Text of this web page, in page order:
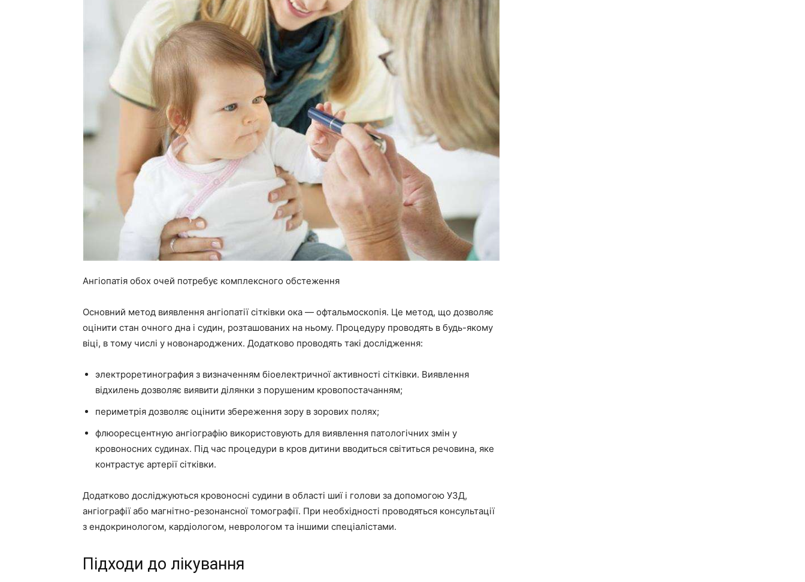
Ангіопатія обох очей потребує комплексного обстеження
Основний метод виявлення ангіопатії сітківки ока — офтальмоскопія. Це метод, що дозволяє
оцінити стан очного дна і судин, розташованих на ньому. Процедуру проводять в будь-якому
віці, в тому числі у новонароджених. Додатково проводять такі дослідження:
электроретинография з визначенням біоелектричної активності сітківки. Виявлення
відхилень дозволяє виявити ділянки з порушеним кровопостачанням;
периметрія дозволяє оцінити збереження зору в зорових полях;
флюоресцентную ангіографію використовують для виявлення патологічних змін у
кровоносних судинах. Під час процедури в кров дитини вводиться світиться речовина, яке
контрастує артерії сітківки.
Додатково досліджуються кровоносні судини в області шиї і голови за допомогою УЗД,
ангіографії або магнітно-резонансної томографії. При необхідності проводяться консультації
з ендокринологом, кардіологом, неврологом та іншими спеціалістами.
Підходи до лікування